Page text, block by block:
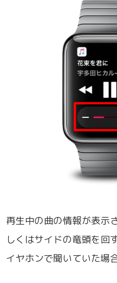
再生中の曲の情報が表示
しくはサイドの竜頭を回
イヤホンで聞いていた場